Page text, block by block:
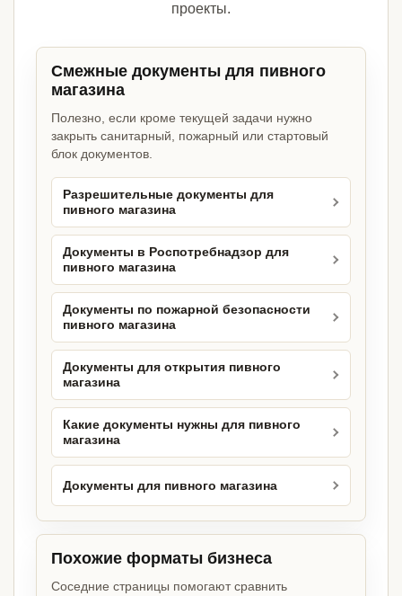
проекты.
Смежные документы для пивного
магазина
Полезно, если кроме текущей задачи нужно
закрыть санитарный, пожарный или стартовый
блок документов.
Разрешительные документы для
пивного магазина
Документы в Роспотребнадзор для
пивного магазина
Документы по пожарной безопасности
пивного магазина
Документы для открытия пивного
магазина
Какие документы нужны для пивного
магазина
Документы для пивного магазина
Похожие форматы бизнеса
Соседние страницы помогают сравнить